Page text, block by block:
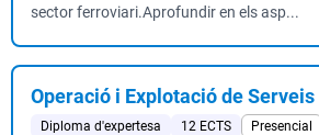
sector ferroviari.Aprofundir en els asp...
Operació i Explotació de
Diploma d'expertesa 12 ECTS Presencial